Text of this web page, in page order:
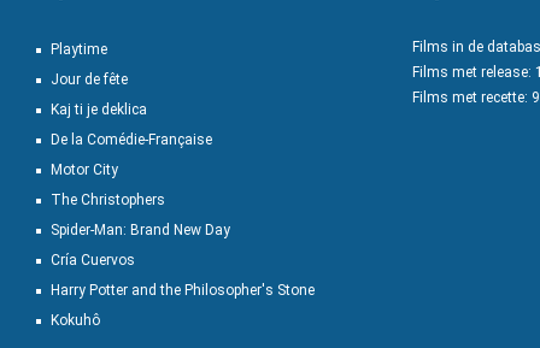
Playtime
Jour de fête
Kaj ti je deklica
De la Comédie-Française
Motor City
The Christophers
Spider-Man: Brand New Day
Cría Cuervos
Harry Potter and the Philosopher's Stone
Kokuhô
Films in de
Films met release:
Films met recette: